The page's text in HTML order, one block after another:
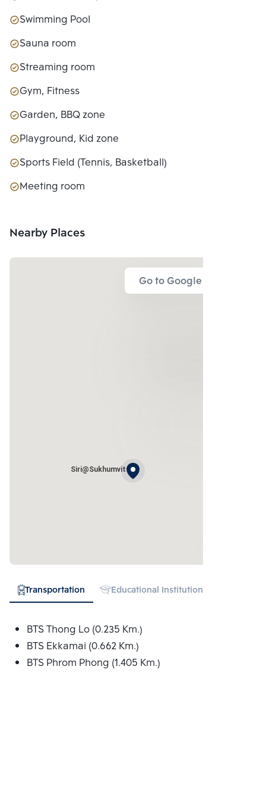
Swimming Pool
Sauna room
Streaming room
Gym, Fitness
Garden, BBQ zone
Playground, Kid zone
Sports Field (Tennis, Basketball)
Meeting room
Nearby Places
Go to Google Map
Siri@Sukhumvit
Transportation Educational Institution
BTS Thong Lo (0.235 Km.)
BTS Ekkamai (0.662 Km.)
BTS Phrom Phong (1.405 Km.)